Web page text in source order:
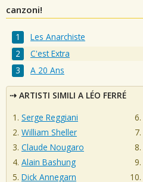
canzoni!
Les Anarchiste
C'est Extra
A 20 Ans
ARTISTI SIMILI A LÉO FERRÉ
Serge Reggiani
William Sheller
Claude Nougaro
Alain Bashung
Dick Annegarn